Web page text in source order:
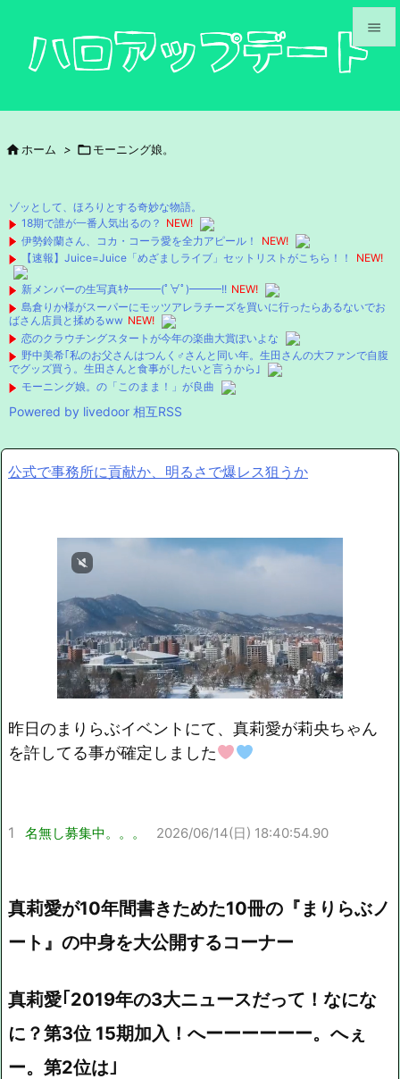



検索
 ホーム > モーニング娘。
ゾッとして、ほろりとする奇妙な物語。
18期で誰が一番人気出るの？ NEW!
伊勢鈴蘭さん、コカ・コーラ愛を全力アピール！
NEW!
【速報】Juice=Juice「めざましライブ」セットリストがこちら！！
NEW!
新メンバーの生写真ｷﾀ━━━(ﾟ∀ﾟ)━━━!! NEW!
島倉りか様がスーパーにモッツアレラチーズを買いに行ったらあるないでお
ばさん店員と揉めるww NEW!
恋のクラウチングスタートが今年の楽曲大賞ぽいよな
野中美希｢私のお父さんはつんく♂さんと同い年。生田さんの大ファンで自腹
でグッズ買う。生田さんと食事がしたいと言うから｣
モーニング娘。の「このまま！」が良曲
Powered by livedoor 相互RSS
公式で事務所に貢献か、明るさで爆レス狙うか
昨日のまりらぶイベントにて、真莉愛が莉央ちゃん
を許してる事が確定しました
1 名無し募集中。。。 2026/06/14(日) 18:40:54.90
真莉愛が10年間書きためた10冊の『まりらぶノ
ート』の中身を大公開するコーナー
真莉愛｢2019年の3大ニュースだって！なにな
に？第3位 15期加入！へーーーーーー。へぇ
ー。第2位は｣